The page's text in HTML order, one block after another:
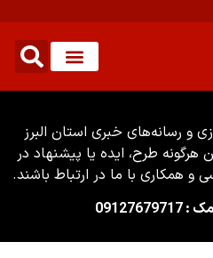
و رسانه‌های خبری استان البرز
طرح، ایده یا پیشنهاد در
و همکاری با ما در ارتباط باشند.